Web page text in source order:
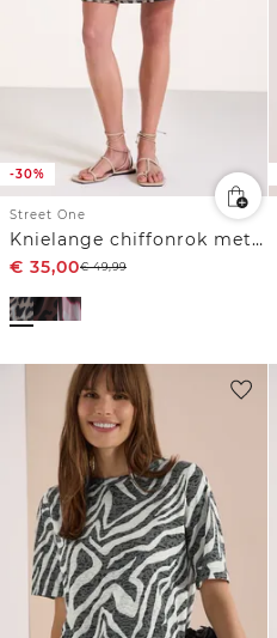
-30%
Street One
Knielange chiffonrok met print
€ 35,00€49,99